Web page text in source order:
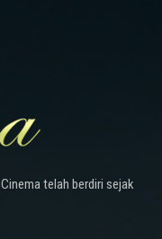
telah berdiri sejak